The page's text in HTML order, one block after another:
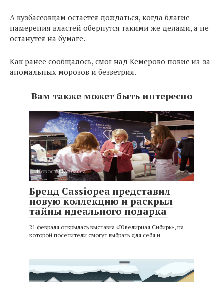
А кузбассовцам остается дождаться, когда благие
намерения властей обернутся такими же делами, а не
останутся на бумаге.
Как ранее сообщалось, смог над Кемерово повис из-за
аномальных морозов и безветрия.
Вам также может быть интересно
Новости Кузбасса
Бренд Cassiopea представил
новую коллекцию и раскрыл
тайны идеального подарка
21 февраля открылась выставка «Ювелирная Сибирь», на
которой посетители смогут выбрать для себя и